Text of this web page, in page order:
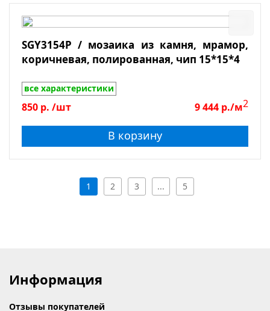
SGY3154P / мозаика из камня, мрамор,
коричневая, полированная, чип 15*15*4
все характеристики
850 р. /шт 9 444 р./м2
В корзину
1 2 3 ... 5
Информация
Отзывы покупателей